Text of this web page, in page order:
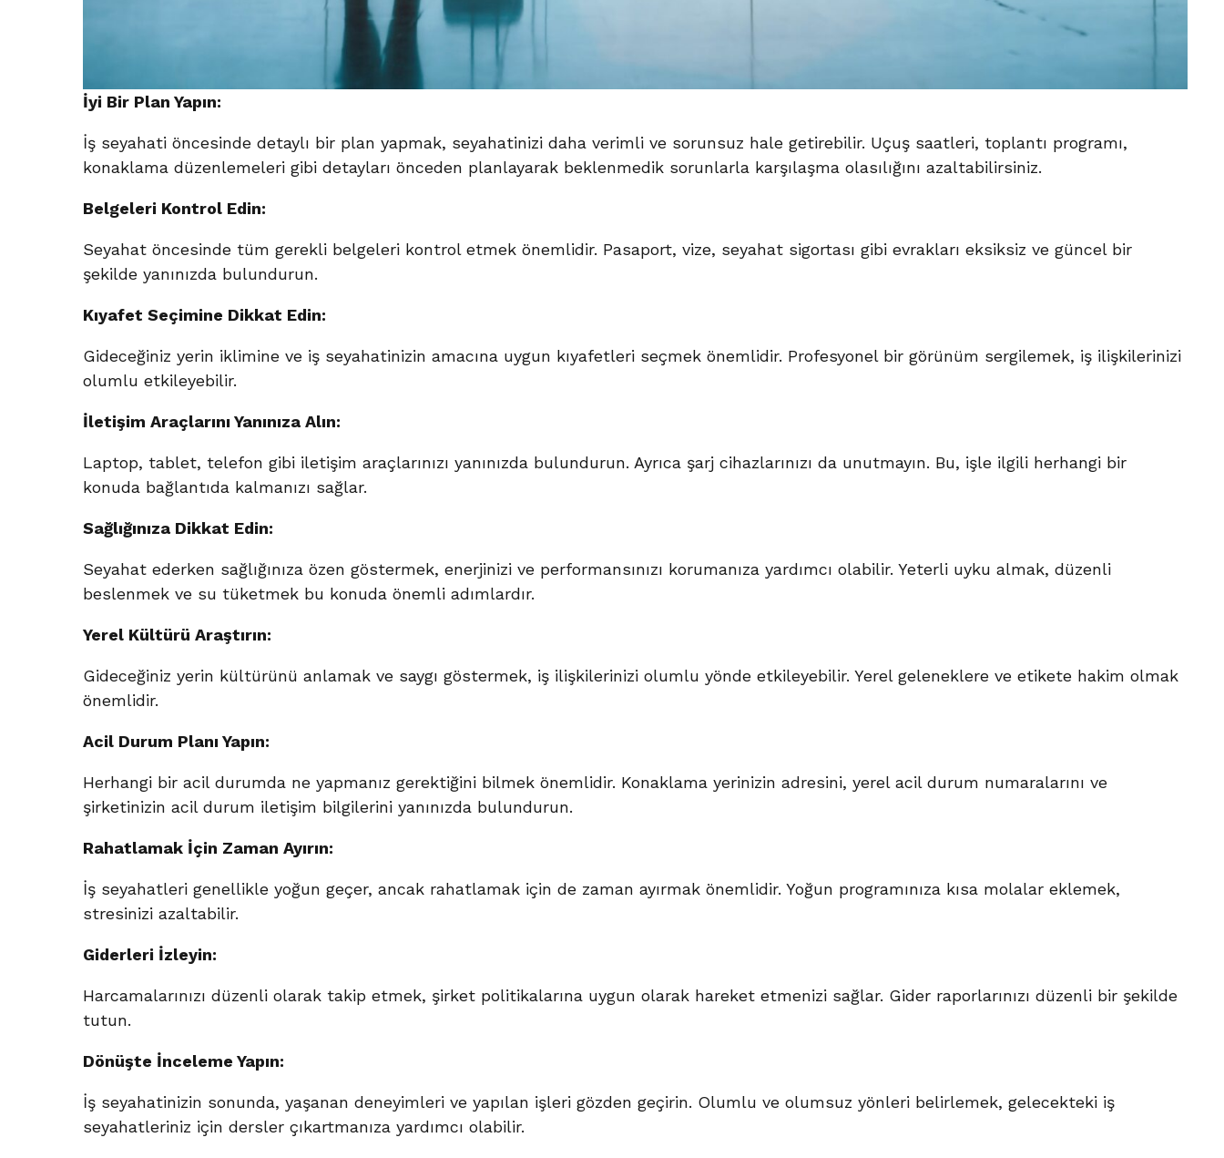
İyi Bir Plan Yapın:
İş seyahati öncesinde detaylı bir plan yapmak, seyahatinizi daha verimli ve sorunsuz hale getirebilir. Uçuş saatleri, toplantı programı,
konaklama düzenlemeleri gibi detayları önceden planlayarak beklenmedik sorunlarla karşılaşma olasılığını azaltabilirsiniz.
Belgeleri Kontrol Edin:
Seyahat öncesinde tüm gerekli belgeleri kontrol etmek önemlidir. Pasaport, vize, seyahat sigortası gibi evrakları eksiksiz ve güncel bir
şekilde yanınızda bulundurun.
Kıyafet Seçimine Dikkat Edin:
Gideceğiniz yerin iklimine ve iş seyahatinizin amacına uygun kıyafetleri seçmek önemlidir. Profesyonel bir görünüm sergilemek, iş ilişkilerinizi
olumlu etkileyebilir.
İletişim Araçlarını Yanınıza Alın:
Laptop, tablet, telefon gibi iletişim araçlarınızı yanınızda bulundurun. Ayrıca şarj cihazlarınızı da unutmayın. Bu, işle ilgili herhangi bir
konuda bağlantıda kalmanızı sağlar.
Sağlığınıza Dikkat Edin:
Seyahat ederken sağlığınıza özen göstermek, enerjinizi ve performansınızı korumanıza yardımcı olabilir. Yeterli uyku almak, düzenli
beslenmek ve su tüketmek bu konuda önemli adımlardır.
Yerel Kültürü Araştırın:
Gideceğiniz yerin kültürünü anlamak ve saygı göstermek, iş ilişkilerinizi olumlu yönde etkileyebilir. Yerel geleneklere ve etikete hakim olmak
önemlidir.
Acil Durum Planı Yapın:
Herhangi bir acil durumda ne yapmanız gerektiğini bilmek önemlidir. Konaklama yerinizin adresini, yerel acil durum numaralarını ve
şirketinizin acil durum iletişim bilgilerini yanınızda bulundurun.
Rahatlamak İçin Zaman Ayırın:
İş seyahatleri genellikle yoğun geçer, ancak rahatlamak için de zaman ayırmak önemlidir. Yoğun programınıza kısa molalar eklemek,
stresinizi azaltabilir.
Giderleri İzleyin:
Harcamalarınızı düzenli olarak takip etmek, şirket politikalarına uygun olarak hareket etmenizi sağlar. Gider raporlarınızı düzenli bir şekilde
tutun.
Dönüşte İnceleme Yapın:
İş seyahatinizin sonunda, yaşanan deneyimleri ve yapılan işleri gözden geçirin. Olumlu ve olumsuz yönleri belirlemek, gelecekteki iş
seyahatleriniz için dersler çıkartmanıza yardımcı olabilir.